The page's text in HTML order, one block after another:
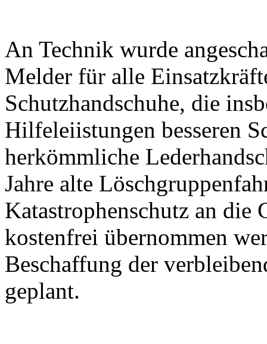
An Technik wurde
Melder für alle
Schutzhandschuhe, die
Hilfeleiistungen besseren
herkömmliche
Jahre alte
Katastrophenschutz an die
kostenfrei übernommen
Beschaffung der
geplant.